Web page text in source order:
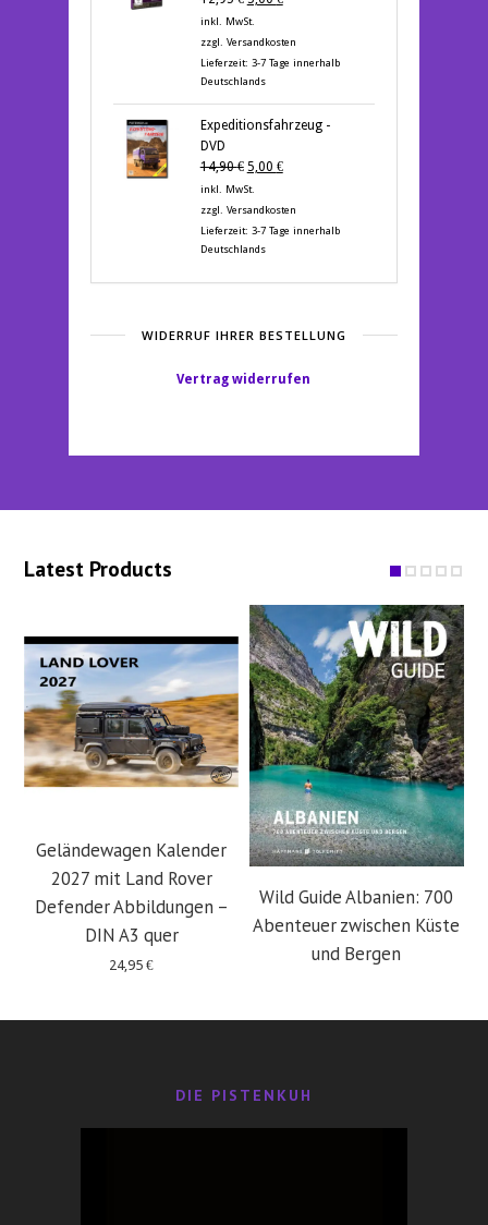
Preis
war:
12,95 €
ist:
5,00 €.
inkl. MwSt.
zzgl. Versandkosten
Lieferzeit: 3-7 Tage innerhalb
Deutschlands
Expeditionsfahrzeug -
DVD
14,90€ Ursprünglicher
Preis
war:
14,90 €
5,00 €Aktueller
ist:
5,00 €.
inkl. MwSt.
zzgl. Versandkosten
Lieferzeit: 3-7 Tage innerhalb
Deutschlands
WIDERRUF IHRER BESTELLUNG
Vertrag widerrufen
Latest Products
Geländewagen Kalender
2027 mit Land Rover
Defender Abbildungen –
DIN A3 quer
24,95€
Wild Guide Albanien: 700
Abenteuer zwischen Küste
und Bergen
DIE PISTENKUH